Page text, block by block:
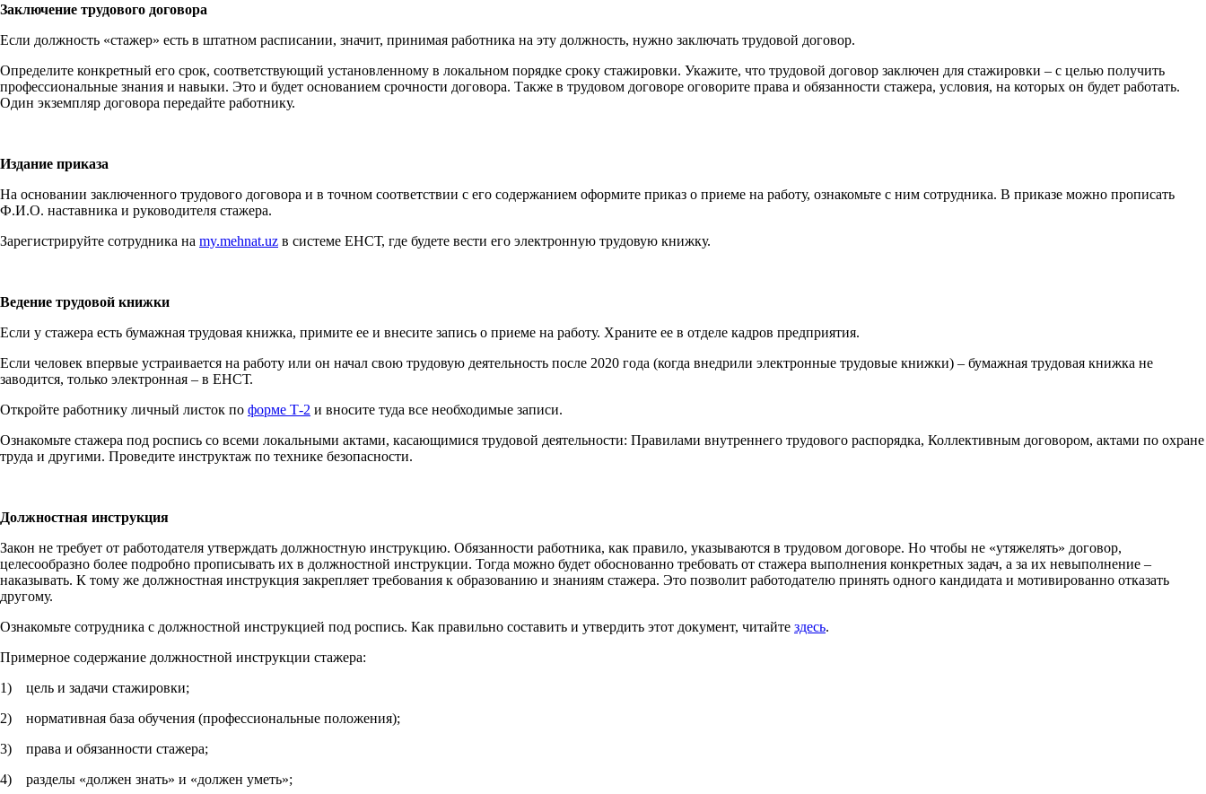
Заключение трудового договора
Если должность «стажер» есть в штатном расписании, значит, принимая работника на эту должность, нужно заключать трудовой договор.
Определите конкретный его срок, соответствующий установленному в локальном порядке сроку стажировки. Укажите, что трудовой договор заключен для стажировки – с целью получить
профессиональные знания и навыки. Это и будет основанием срочности договора. Также в трудовом договоре оговорите права и обязанности стажера, условия, на которых он будет работать.
Один экземпляр договора передайте работнику.
Издание приказа
На основании заключенного трудового договора и в точном соответствии с его содержанием оформите приказ о приеме на работу, ознакомьте с ним сотрудника. В приказе можно прописать
Ф.И.О. наставника и руководителя стажера.
Зарегистрируйте сотрудника на my.mehnat.uz в системе ЕНСТ, где будете вести его электронную трудовую книжку.
Ведение трудовой книжки
Если у стажера есть бумажная трудовая книжка, примите ее и внесите запись о приеме на работу. Храните ее в отделе кадров предприятия.
Если человек впервые устраивается на работу или он начал свою трудовую деятельность после 2020 года (когда внедрили электронные трудовые книжки) – бумажная трудовая книжка не
заводится, только электронная – в ЕНСТ.
Откройте работнику личный листок по форме Т-2 и вносите туда все необходимые записи.
Ознакомьте стажера под роспись со всеми локальными актами, касающимися трудовой деятельности: Правилами внутреннего трудового распорядка, Коллективным договором, актами по охране
труда и другими. Проведите инструктаж по технике безопасности.
Должностная инструкция
Закон не требует от работодателя утверждать должностную инструкцию. Обязанности работника, как правило, указываются в трудовом договоре. Но чтобы не «утяжелять» договор,
целесообразно более подробно прописывать их в должностной инструкции. Тогда можно будет обоснованно требовать от стажера выполнения конкретных задач, а за их невыполнение –
наказывать. К тому же должностная инструкция закрепляет требования к образованию и знаниям стажера. Это позволит работодателю принять одного кандидата и мотивированно отказать
другому.
Ознакомьте сотрудника с должностной инструкцией под роспись. Как правильно составить и утвердить этот документ, читайте здесь.
Примерное содержание должностной инструкции стажера:
1) цель и задачи стажировки;
2) нормативная база обучения (профессиональные положения);
3) права и обязанности стажера;
4) разделы «должен знать» и «должен уметь»;